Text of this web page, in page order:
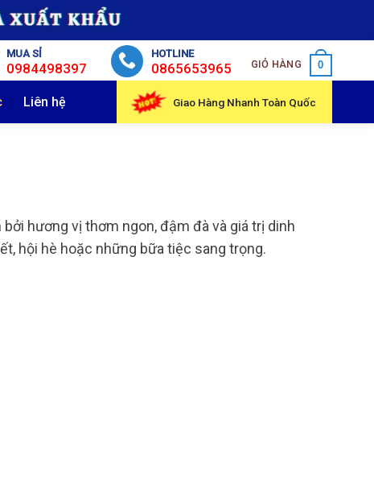
MUA SỈ
0984498397
HOTLINE
0865653965 GIỎ HÀNG 0
Liên hệ Giao Hàng Nhanh Toàn Quốc
hương vị thơm ngon, đậm đà và giá trị dinh
hội hè hoặc những bữa tiệc sang trọng.